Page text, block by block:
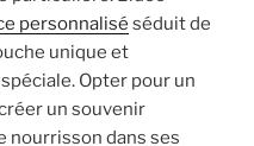
personnalisé séduit de
unique et
Opter pour un
un souvenir
nourrisson dans ses